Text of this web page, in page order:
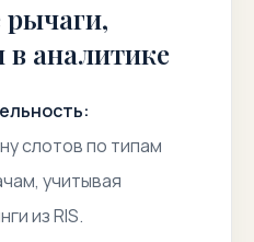
аналитике
слотов по типам
учитывая
из RIS.